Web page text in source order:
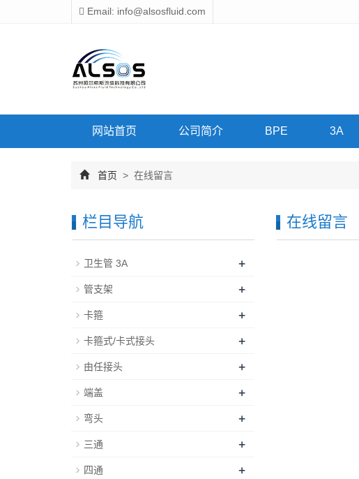
Email: info@alsosfluid.com
网站首页 公司简介 BPE 3A
首页 > 在线留言
在线留言
栏目导航
卫生管 3A +
管支架 +
卡箍 +
卡箍式/卡式接头 +
由任接头 +
端盖 +
弯头 +
三通 +
四通 +